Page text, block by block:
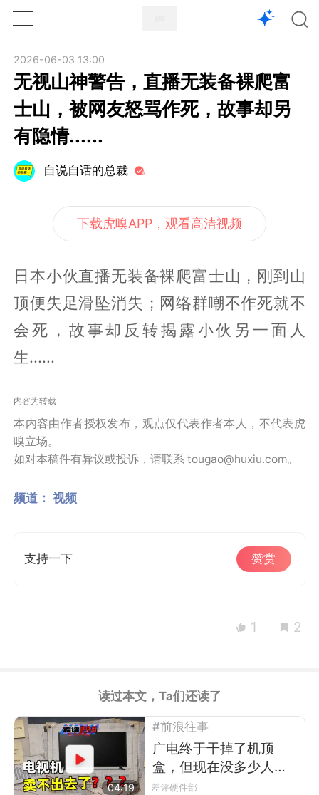
1X
2026-06-03 13:00
无视山神警告，直播无装备裸爬富
士山，被网友怒骂作死，故事却另
有隐情......
自说自话的总裁
下载虎嗅APP，观看高清视频
日本小伙直播无装备裸爬富士山，刚到山
顶便失足滑坠消失；网络群嘲不作死就不
会死，故事却反转揭露小伙另一面人
生......
内容为转载
本内容由作者授权发布，观点仅代表作者本人，不代表虎
嗅立场。
如对本稿件有异议或投诉，请联系 tougao@huxiu.com。
频道： 视频
支持一下 赞赏
1 2
读过本文，Ta们还读了
04:19
#前浪往事
广电终于干掉了机顶
盒，但现在没多少人看
电视了
差评硬件部